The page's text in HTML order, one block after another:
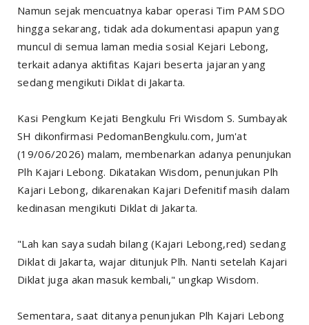
Namun sejak mencuatnya kabar operasi Tim PAM SDO
hingga sekarang, tidak ada dokumentasi apapun yang
muncul di semua laman media sosial Kejari Lebong,
terkait adanya aktifitas Kajari beserta jajaran yang
sedang mengikuti Diklat di Jakarta.
Kasi Pengkum Kejati Bengkulu Fri Wisdom S. Sumbayak
SH dikonfirmasi PedomanBengkulu.com, Jum'at
(19/06/2026) malam, membenarkan adanya penunjukan
Plh Kajari Lebong. Dikatakan Wisdom, penunjukan Plh
Kajari Lebong, dikarenakan Kajari Defenitif masih dalam
kedinasan mengikuti Diklat di Jakarta.
"Lah kan saya sudah bilang (Kajari Lebong,red) sedang
Diklat di Jakarta, wajar ditunjuk Plh. Nanti setelah Kajari
Diklat juga akan masuk kembali," ungkap Wisdom.
Sementara, saat ditanya penunjukan Plh Kajari Lebong